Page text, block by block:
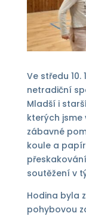
Ve středu
netradiční
Mladší i
kterých jsme
zábavné
koule a
soutěžení v
Hodina byla
pohybovou